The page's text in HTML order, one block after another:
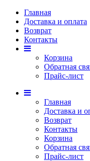
Главная
Доставка и оплата
Возврат
Контакты
Корзина
Обратная
Прайс-лист
Главная
Доставка и
Возврат
Контакты
Корзина
Обратная
Прайс-лист